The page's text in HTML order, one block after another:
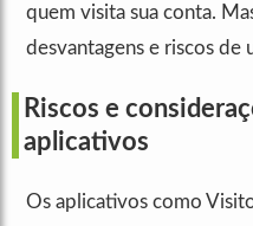
quem visita sua conta.
desvantagens e riscos de
Riscos e
aplicativos
Os aplicativos como